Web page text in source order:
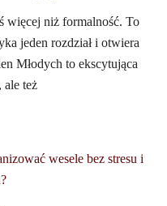
więcej niż formalność. To
jeden rozdział i otwiera
Młodych to ekscytująca
ale też